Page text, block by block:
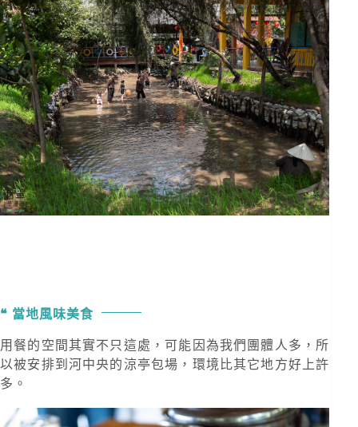
當地風味美食
用餐的空間其實不只這處，可能因為我們團體人多，所
以被安排到河中央的涼亭包場，環境比其它地方好上許
多。